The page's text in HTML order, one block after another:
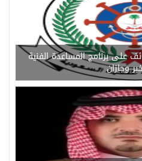
على برنامج المساعدة الفنية
وجازان